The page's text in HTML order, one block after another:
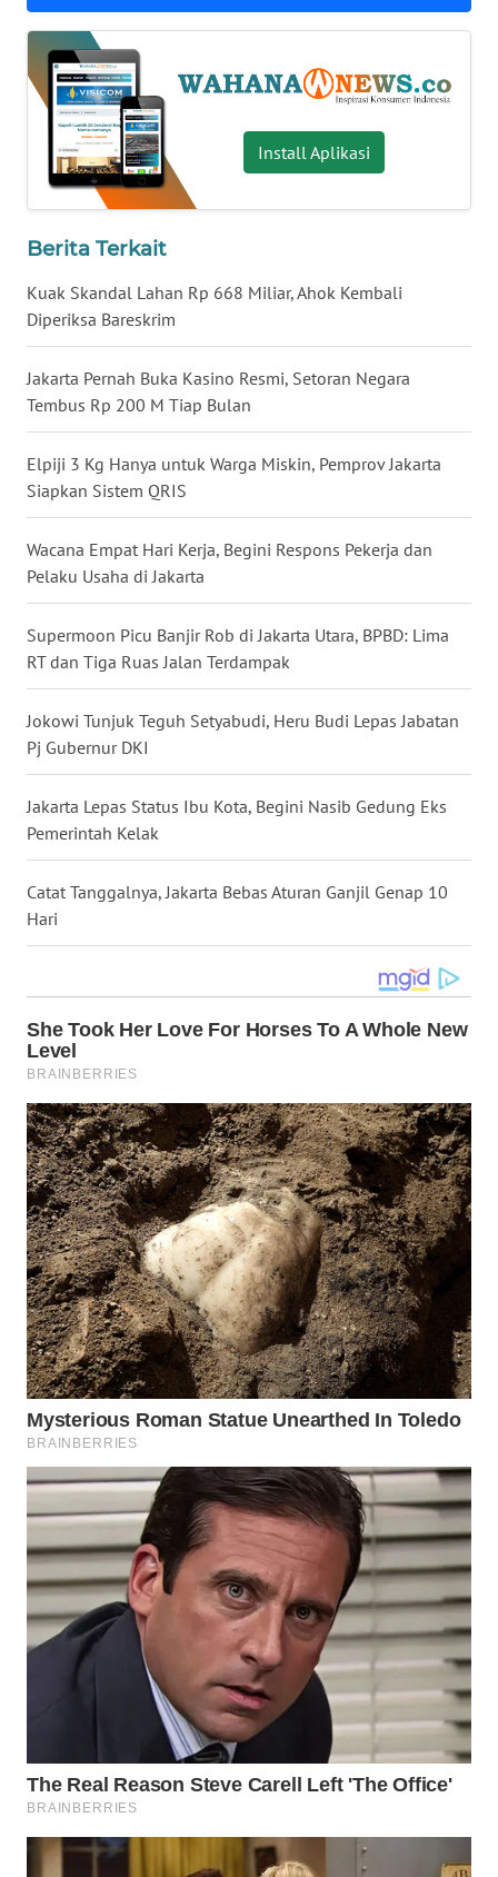
Install Aplikasi
Berita Terkait
Kuak Skandal Lahan Rp 668 Miliar, Ahok Kembali
Diperiksa Bareskrim
Jakarta Pernah Buka Kasino Resmi, Setoran Negara
Tembus Rp 200 M Tiap Bulan
Elpiji 3 Kg Hanya untuk Warga Miskin, Pemprov Jakarta
Siapkan Sistem QRIS
Wacana Empat Hari Kerja, Begini Respons Pekerja dan
Pelaku Usaha di Jakarta
Supermoon Picu Banjir Rob di Jakarta Utara, BPBD: Lima
RT dan Tiga Ruas Jalan Terdampak
Jokowi Tunjuk Teguh Setyabudi, Heru Budi Lepas Jabatan
Pj Gubernur DKI
Jakarta Lepas Status Ibu Kota, Begini Nasib Gedung Eks
Pemerintah Kelak
Catat Tanggalnya, Jakarta Bebas Aturan Ganjil Genap 10
Hari
WN
BABEL
WN
SUMBAR
WN
BENGKULU
LAMPUNG
JATENG
NUSANTARA
WN
JOGJA
WN
JATIM
WN
WN
WN
KALTARA
WN
KALSEL
WN
KALTIM
WN
SULSEL
WN
GORONTALO
WN
SULUT
WN
WN
MALUT
WN
DANAU
TOBA
WN